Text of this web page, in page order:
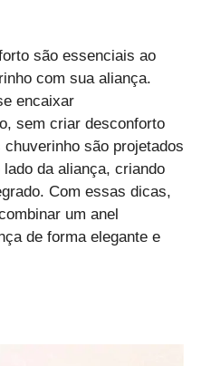
são essenciais ao
com sua aliança.
encaixar
sem criar desconforto
são projetados
da aliança, criando
Com essas dicas,
um anel
de forma elegante e